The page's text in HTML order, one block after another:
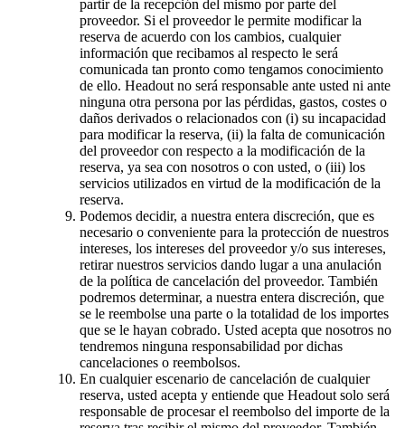
partir de la recepción del mismo por parte del
proveedor. Si el proveedor le permite modificar la
reserva de acuerdo con los cambios, cualquier
información que recibamos al respecto le será
comunicada tan pronto como tengamos conocimiento
de ello. Headout no será responsable ante usted ni ante
ninguna otra persona por las pérdidas, gastos, costes o
daños derivados o relacionados con (i) su incapacidad
para modificar la reserva, (ii) la falta de comunicación
del proveedor con respecto a la modificación de la
reserva, ya sea con nosotros o con usted, o (iii) los
servicios utilizados en virtud de la modificación de la
reserva.
Podemos decidir, a nuestra entera discreción, que es
necesario o conveniente para la protección de nuestros
intereses, los intereses del proveedor y/o sus intereses,
retirar nuestros servicios dando lugar a una anulación
de la política de cancelación del proveedor. También
podremos determinar, a nuestra entera discreción, que
se le reembolse una parte o la totalidad de los importes
que se le hayan cobrado. Usted acepta que nosotros no
tendremos ninguna responsabilidad por dichas
cancelaciones o reembolsos.
En cualquier escenario de cancelación de cualquier
reserva, usted acepta y entiende que Headout solo será
responsable de procesar el reembolso del importe de la